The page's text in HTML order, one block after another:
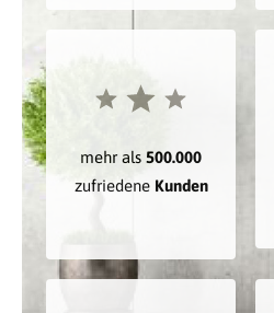
mehr als 500.000
zufriedene Kunden